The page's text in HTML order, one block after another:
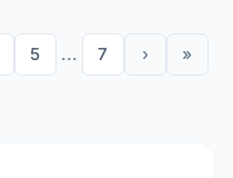
5 ... 7 › »